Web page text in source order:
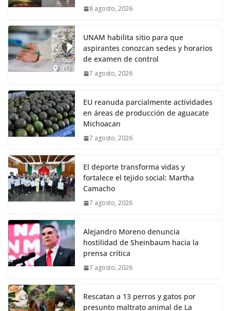
8 agosto, 2026
UNAM habilita sitio para que
aspirantes conozcan sedes y horarios
de examen de control
7 agosto, 2026
EU reanuda parcialmente actividades
en áreas de producción de aguacate
Michoacan
7 agosto, 2026
El deporte transforma vidas y
fortalece el tejido social: Martha
Camacho
7 agosto, 2026
Alejandro Moreno denuncia
hostilidad de Sheinbaum hacia la
prensa crítica
7 agosto, 2026
Rescatan a 13 perros y gatos por
presunto maltrato animal de La